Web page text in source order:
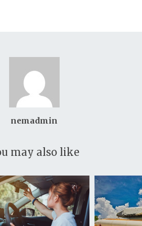
nemadmin
may also like